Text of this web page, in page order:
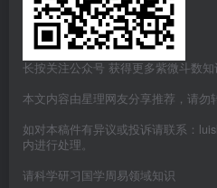
长按关注公众号 获得更多紫微斗数
本文内容由星理网友分享推荐，请勿
如对本稿件有异议或投诉请联系：
内进行处理。
请科学研习国学周易领域知识